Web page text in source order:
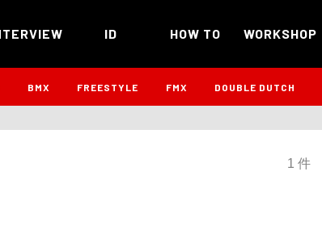
ID HOW TO WORKSHOP
BMX FREESTYLE FMX DOUBLE DUTCH
1 件